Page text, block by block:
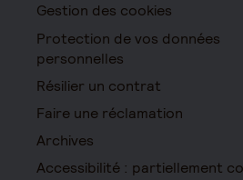
Gestion des cookies
Protection de vos données
personnelles
Résilier un contrat
Faire une réclamation
Archives
Accessibilité : partiellement